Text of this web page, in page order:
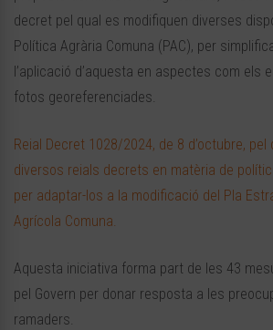
decret pel qual es modifiquen diverses
Política Agrària Comuna (PAC), per
l’aplicació d’aquesta en aspectes com els
fotos georeferenciades.
Reial Decret 1028/2024, de 8 d’octubre,
diversos reials decrets en matèria de
per adaptar-los a la modificació del Pla
Agrícola Comuna.
Aquesta iniciativa forma part de les 43
pel Govern per donar resposta a les
ramaders.